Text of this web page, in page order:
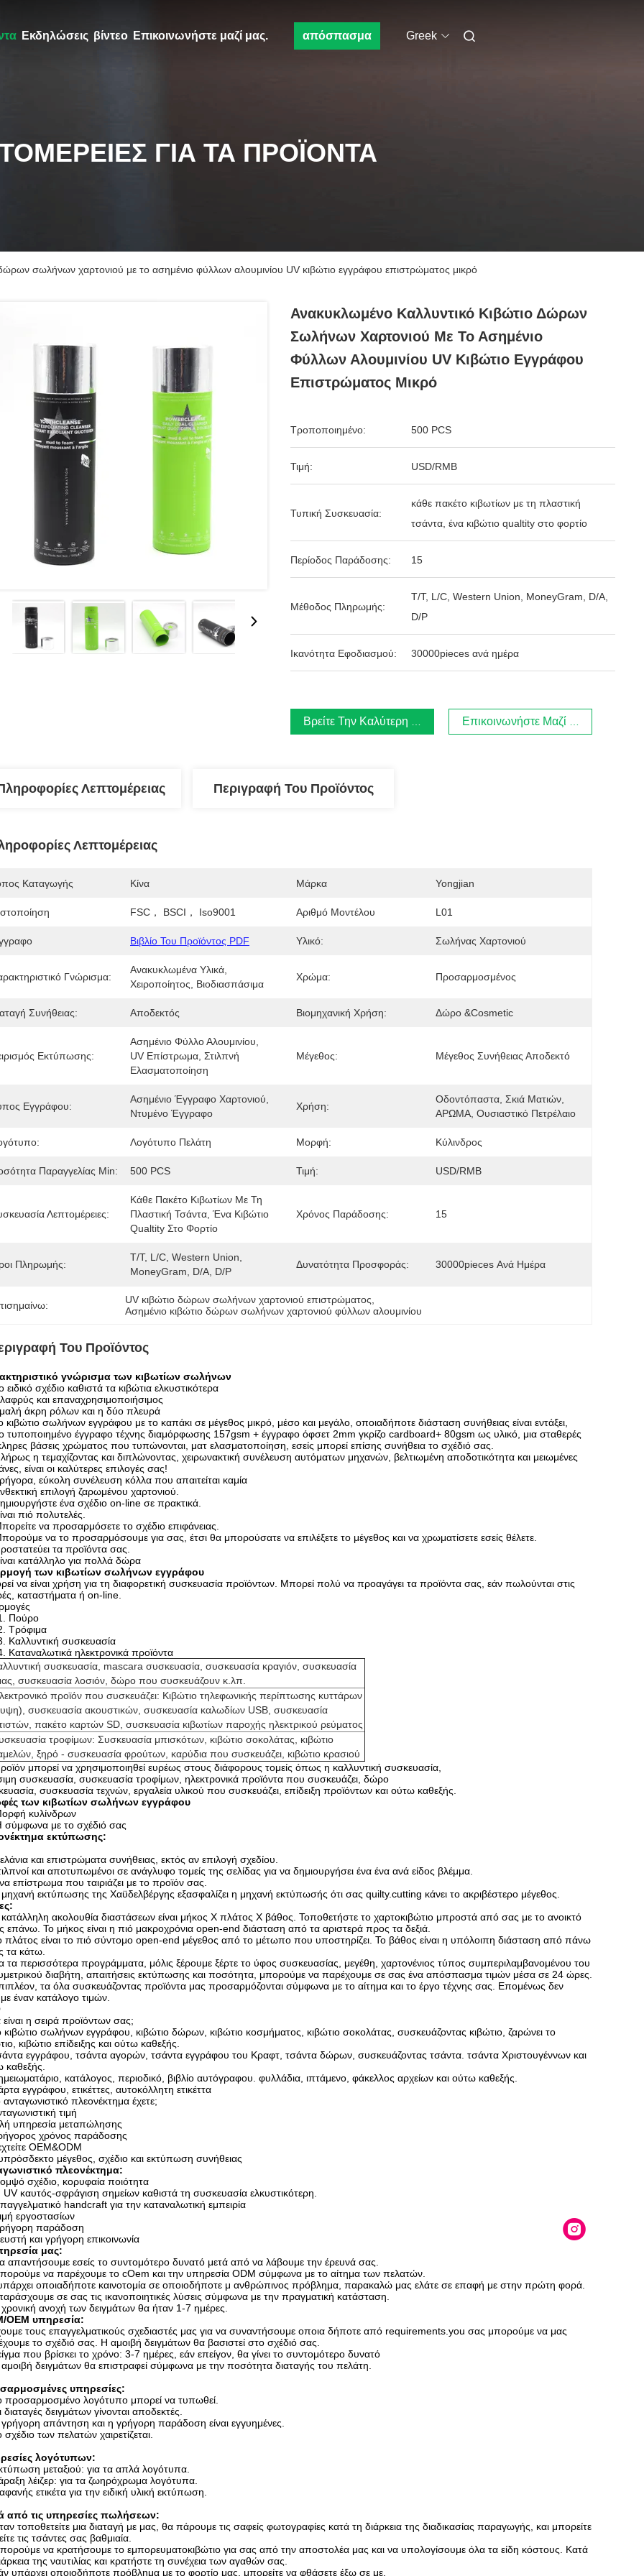
Εκδηλώσεις βίντεο Επικοινωνήστε μαζί μας. απόσπασμα Greek
ΓΙΑ ΤΑ ΠΡΟΪΌΝΤΑ
σωλήνων χαρτονιού με το ασημένιο φύλλων αλουμινίου UV κιβώτιο εγγράφου επιστρώματος μικρό
Ανακυκλωμένο Καλλυντικό Κιβώτιο Δώρων
Σωλήνων Χαρτονιού Με Το Ασημένιο
Φύλλων Αλουμινίου UV Κιβώτιο Εγγράφου
Επιστρώματος Μικρό
Τροποποιημένο: 500 PCS
Τιμή: USD/RMB
Τυπική Συσκευασία:
κάθε πακέτο κιβωτίων με τη πλαστική
τσάντα, ένα κιβώτιο qualtity στο φορτίο
Περίοδος Παράδοσης: 15
Μέθοδος Πληρωμής:
T/T, L/C, Western Union, MoneyGram, D/A,
D/P
Ικανότητα Εφοδιασμού: 30000pieces ανά ημέρα
Βρείτε Την Καλύτερη Τιμή Επικοινωνήστε Μαζί Μας.
Λεπτομέρειας Περιγραφή Του Προϊόντος
Λεπτομέρειας
Καταγωγής Κίνα Μάρκα Yongjian
FSC， BSCI， Iso9001 Αριθμό Μοντέλου L01
Βιβλίο Του Προϊόντος PDF Υλικό: Σωλήνας Χαρτονιού
Γνώρισμα:
Ανακυκλωμένα Υλικά,
Χειροποίητος, Βιοδιασπάσιμα
Χρώμα: Προσαρμοσμένος
Συνήθειας: Αποδεκτός Βιομηχανική Χρήση: Δώρο &Cosmetic
Εκτύπωσης:
Ασημένιο Φύλλο Αλουμινίου,
UV Επίστρωμα, Στιλπνή
Ελασματοποίηση
Μέγεθος: Μέγεθος Συνήθειας Αποδεκτό
Εγγράφου:
Ασημένιο Έγγραφο Χαρτονιού,
Ντυμένο Έγγραφο
Χρήση:
Οδοντόπαστα, Σκιά Ματιών,
ΑΡΩΜΑ, Ουσιαστικό Πετρέλαιο
Λογότυπο Πελάτη Μορφή: Κύλινδρος
Παραγγελίας Min: 500 PCS Τιμή: USD/RMB
Λεπτομέρειες:
Κάθε Πακέτο Κιβωτίων Με Τη
Πλαστική Τσάντα, Ένα Κιβώτιο
Qualtity Στο Φορτίο
Χρόνος Παράδοσης: 15
Πληρωμής:
T/T, L/C, Western Union,
MoneyGram, D/A, D/P
Δυνατότητα Προσφοράς: 30000pieces Ανά Ημέρα
UV κιβώτιο δώρων σωλήνων χαρτονιού επιστρώματος
Ασημένιο κιβώτιο δώρων σωλήνων χαρτονιού φύλλων αλουμινίου
Του Προϊόντος
γνώρισμα των κιβωτίων σωλήνων
ειδικό σχέδιο καθιστά τα κιβώτια ελκυστικότερα
και επαναχρησιμοποιήσιμος
άκρη ρόλων και η δύο πλευρά
κιβώτιο σωλήνων εγγράφου με το καπάκι σε μέγεθος μικρό, μέσο και μεγάλο, οποιαδήποτε διάσταση συνήθειας είναι εντάξει,
τυποποιημένο έγγραφο τέχνης διαμόρφωσης 157gsm + έγγραφο όφσετ 2mm γκρίζο cardboard+ 80gsm ως υλικό, μια σταθερές
βάσεις χρώματος που τυπώνονται, ματ ελασματοποίηση, εσείς μπορεί επίσης συνήθεια το σχέδιό σας.
η τεμαχίζοντας και διπλώνοντας, χειρωνακτική συνέλευση αυτόματων μηχανών, βελτιωμένη αποδοτικότητα και μειωμένες
είναι οι καλύτερες επιλογές σας!
εύκολη συνέλευση κόλλα που απαιτείται καμία
επιλογή ζαρωμένου χαρτονιού.
ένα σχέδιο on-line σε πρακτικά.
πιό πολυτελές.
να προσαρμόσετε το σχέδιο επιφάνειας.
να το προσαρμόσουμε για σας, έτσι θα μπορούσατε να επιλέξετε το μέγεθος και να χρωματίσετε εσείς θέλετε.
τα προϊόντα σας.
κατάλληλο για πολλά δώρα
των κιβωτίων σωλήνων εγγράφου
να είναι χρήση για τη διαφορετική συσκευασία προϊόντων. Μπορεί πολύ να προαγάγει τα προϊόντα σας, εάν πωλούνται στις
καταστήματα ή on-line.
Πούρο
Τρόφιμα
Καλλυντική συσκευασία
Καταναλωτικά ηλεκτρονικά προϊόντα
συσκευασία, mascara συσκευασία, συσκευασία κραγιόν, συσκευασία
συσκευασία λοσιόν, δώρο που συσκευάζουν κ.λπ.
προϊόν που συσκευάζει: Κιβώτιο τηλεφωνικής περίπτωσης κυττάρων
συσκευασία ακουστικών, συσκευασία καλωδίων USB, συσκευασία
πακέτο καρτών SD, συσκευασία κιβωτίων παροχής ηλεκτρικού ρεύματος
τροφίμων: Συσκευασία μπισκότων, κιβώτιο σοκολάτας, κιβώτιο
ξηρό - συσκευασία φρούτων, καρύδια που συσκευάζει, κιβώτιο κρασιού
μπορεί να χρησιμοποιηθεί ευρέως στους διάφορους τομείς όπως η καλλυντική συσκευασία,
συσκευασία, συσκευασία τροφίμων, ηλεκτρονικά προϊόντα που συσκευάζει, δώρο
συσκευασία τεχνών, εργαλεία υλικού που συσκευάζει, επίδειξη προϊόντων και ούτω καθεξής.
των κιβωτίων σωλήνων εγγράφου
κυλίνδρων
σύμφωνα με το σχέδιό σας
εκτύπωσης:
και επιστρώματα συνήθειας, εκτός αν επιλογή σχεδίου.
και αποτυπωμένοι σε ανάγλυφο τομείς της σελίδας για να δημιουργήσει ένα ένα ανά είδος βλέμμα.
επίστρωμα που ταιριάζει με το προϊόν σας.
εκτύπωσης της Χαϋδελβέργης εξασφαλίζει η μηχανή εκτύπωσής ότι σας quilty.cutting κάνει το ακριβέστερο μέγεθος.
ακολουθία διαστάσεων είναι μήκος Χ πλάτος Χ βάθος. Τοποθετήστε το χαρτοκιβώτιο μπροστά από σας με το ανοικτό
επάνω. Το μήκος είναι η πιό μακροχρόνια open-end διάσταση από τα αριστερά προς τα δεξιά.
πλάτος είναι το πιό σύντομο open-end μέγεθος από το μέτωπο που υποστηρίζει. Το βάθος είναι η υπόλοιπη διάσταση από πάνω
τα κάτω.
τα περισσότερα προγράμματα, μόλις ξέρουμε ξέρτε το ύφος συσκευασίας, μεγέθη, χαρτονένιος τύπος συμπεριλαμβανομένου του
διαβήτη, απαιτήσεις εκτύπωσης και ποσότητα, μπορούμε να παρέχουμε σε σας ένα απόσπασμα τιμών μέσα σε 24 ώρες.
τα όλα συσκευάζοντας προϊόντα μας προσαρμόζονται σύμφωνα με το αίτημα και το έργο τέχνης σας. Επομένως δεν
έναν κατάλογο τιμών.
είναι η σειρά προϊόντων σας;
κιβώτιο σωλήνων εγγράφου, κιβώτιο δώρων, κιβώτιο κοσμήματος, κιβώτιο σοκολάτας, συσκευάζοντας κιβώτιο, ζαρώνει το
κιβώτιο επίδειξης και ούτω καθεξής.
εγγράφου, τσάντα αγορών, τσάντα εγγράφου του Κραφτ, τσάντα δώρων, συσκευάζοντας τσάντα. τσάντα Χριστουγέννων και
καθεξής.
κατάλογος, περιοδικό, βιβλίο αυτόγραφου. φυλλάδια, ιπτάμενο, φάκελλος αρχείων και ούτω καθεξής.
εγγράφου, ετικέττες, αυτοκόλλητη ετικέττα
ανταγωνιστικό πλεονέκτημα έχετε;
τιμή
υπηρεσία μεταπώλησης
χρόνος παράδοσης
OEM&ODM
μέγεθος, σχέδιο και εκτύπωση συνήθειας
πλεονέκτημα:
σχέδιο, κορυφαία ποιότητα
UV καυτός-σφράγιση σημείων καθιστά τη συσκευασία ελκυστικότερη.
handcraft για την καταναλωτική εμπειρία
εργοστασίων
παράδοση
και γρήγορη επικοινωνία
μας:
απαντήσουμε εσείς το συντομότερο δυνατό μετά από να λάβουμε την έρευνά σας.
να παρέχουμε το cOem και την υπηρεσία ODM σύμφωνα με το αίτημα των πελατών.
οποιαδήποτε καινοτομία σε οποιοδήποτε μ ανθρώπινος πρόβλημα, παρακαλώ μας ελάτε σε επαφή με στην πρώτη φορά.
σε σας τις ικανοποιητικές λύσεις σύμφωνα με την πραγματική κατάσταση.
ανοχή των δειγμάτων θα ήταν 1-7 ημέρες.
OEM υπηρεσία:
τους επαγγελματικούς σχεδιαστές μας για να συναντήσουμε οποια δήποτε από requirements.you σας μπορούμε να μας
το σχέδιό σας. Η αμοιβή δειγμάτων θα βασιστεί στο σχέδιό σας.
που βρίσκει το χρόνο: 3-7 ημέρες, εάν επείγον, θα γίνει το συντομότερο δυνατό
δειγμάτων θα επιστραφεί σύμφωνα με την ποσότητα διαταγής του πελάτη.
υπηρεσίες:
προσαρμοσμένο λογότυπο μπορεί να τυπωθεί.
διαταγές δειγμάτων γίνονται αποδεκτές.
απάντηση και η γρήγορη παράδοση είναι εγγυημένες.
των πελατών χαιρετίζεται.
λογότυπων:
μεταξιού: για τα απλά λογότυπα.
λέιζερ: για τα ζωηρόχρωμα λογότυπα.
ετικέτα για την ειδική υλική εκτύπωση.
από τις υπηρεσίες πωλήσεων:
τοποθετείτε μια διαταγή με μας, θα πάρουμε τις σαφείς φωτογραφίες κατά τη διάρκεια της διαδικασίας παραγωγής, και μπορείτε
τις τσάντες σας βαθμιαία.
να κρατήσουμε το εμπορευματοκιβώτιο για σας από την αποστολέα μας και να υπολογίσουμε όλα τα είδη κόστους. Κατά
της ναυτιλίας και κρατήστε τη συνέχεια των αγαθών σας.
υπάρχει οποιοδήποτε πρόβλημα με το φορτίο μας, μπορείτε να φθάσετε έξω σε με.